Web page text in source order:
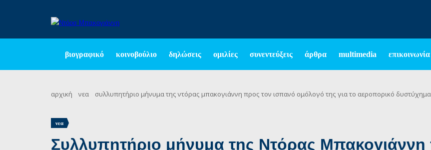
βιογραφικό κοινοβούλιο δηλώσεις ομιλίες συνεντεύξεις άρθρα multimedia επικοινωνία
αρχική νεα συλλυπητήριο μήνυμα της ντόρας μπακογιάννη προς τον ισπανό ομόλογό της για το αεροπορικό
νεα
Συλλυπητήριο μήνυμα της Ντόρας